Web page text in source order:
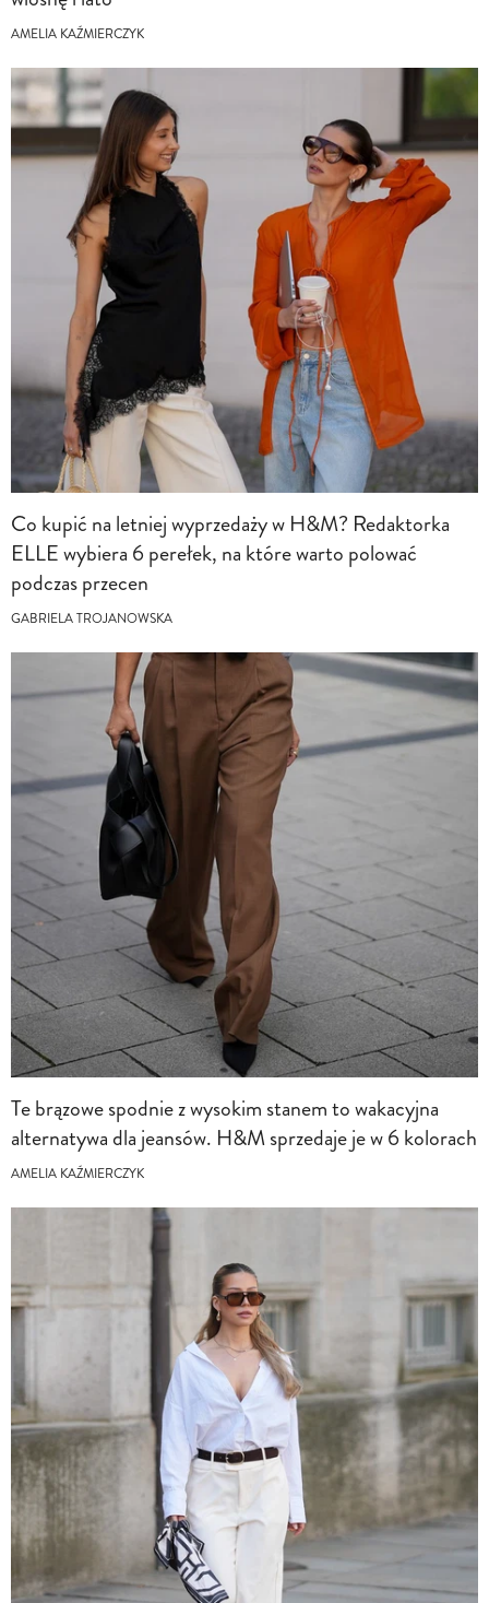
AMELIA KAŹMIERCZYK
Co kupić na letniej wyprzedaży w H&M? Redaktorka
ELLE wybiera 6 perełek, na które warto polować
podczas przecen
GABRIELA TROJANOWSKA
Te brązowe spodnie z wysokim stanem to wakacyjna
alternatywa dla jeansów. H&M sprzedaje je w 6 kolorach
AMELIA KAŹMIERCZYK